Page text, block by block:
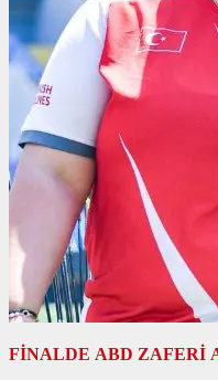
FİNALDE ABD ZAFERİ